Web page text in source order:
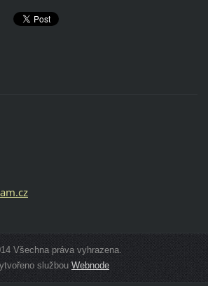
Všechna práva vyhrazena.
službouWebnode